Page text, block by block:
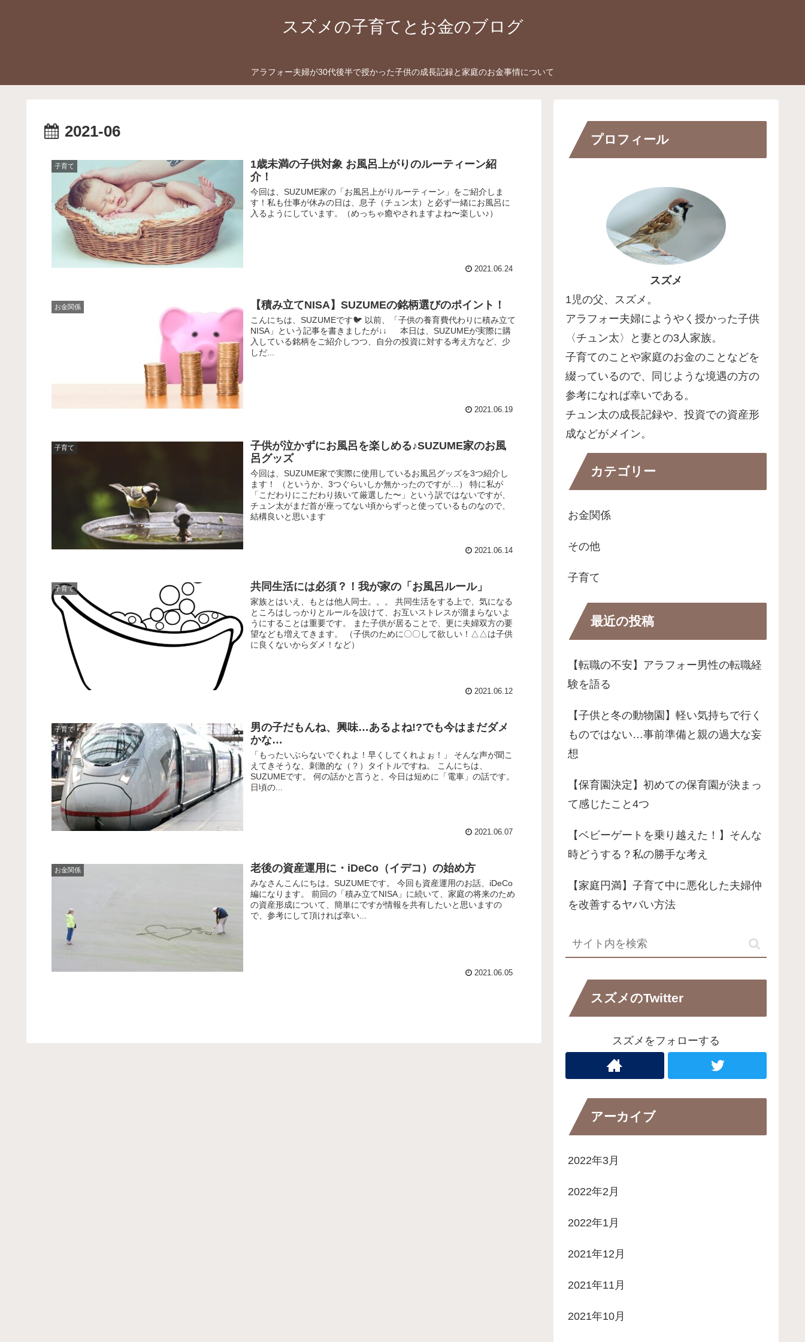
スズメの子育てとお金のブログ
アラフォー夫婦が30代後半で授かった子供の成長記録と家庭のお金事情について
2021-06
子育て
1歳未満の子供対象 お風呂上がりのルーティーン紹
介！
今回は、SUZUME家の「お風呂上がりルーティーン」をご紹介しま
す！私も仕事が休みの日は、息子（チュン太）と必ず一緒にお風呂に
入るようにしています。（めっちゃ癒やされますよね〜楽しい♪）
2021.06.24
お金関係 【積み立てNISA】SUZUMEの銘柄選びのポイント！
こんにちは、SUZUMEです🐦 以前、「子供の養育費代わりに積み立て
NISA」という記事を書きましたが↓↓ 本日は、SUZUMEが実際に購
入している銘柄をご紹介しつつ、自分の投資に対する考え方など、少
しだ...
2021.06.19
子育て
子供が泣かずにお風呂を楽しめる♪SUZUME家のお風
呂グッズ
今回は、SUZUME家で実際に使用しているお風呂グッズを3つ紹介し
ます！ （というか、3つぐらいしか無かったのですが…） 特に私が
「こだわりにこだわり抜いて厳選した〜」という訳ではないですが、
チュン太がまだ首が座ってない頃からずっと使っているものなので、
結構良いと思います
2021.06.14
子育て 共同生活には必須？！我が家の「お風呂ルール」
家族とはいえ、もとは他人同士。。。 共同生活をする上で、気になる
ところはしっかりとルールを設けて、お互いストレスが溜まらないよ
うにすることは重要です。 また子供が居ることで、更に夫婦双方の要
望なども増えてきます。 （子供のために〇〇して欲しい！△△は子供
に良くないからダメ！など）
2021.06.12
子育て
男の子だもんね、興味…あるよね!?でも今はまだダメ
かな…
「もったいぶらないでくれよ！早くしてくれよぉ！」 そんな声が聞こ
えてきそうな、刺激的な（？）タイトルですね。 こんにちは、
SUZUMEです。 何の話かと言うと、今日は短めに「電車」の話です。
日頃の...
2021.06.07
お金関係 老後の資産運用に・iDeCo（イデコ）の始め方
みなさんこんにちは。SUZUMEです。 今回も資産運用のお話、iDeCo
編になります。 前回の「積み立てNISA」に続いて、家庭の将来のため
の資産形成について、簡単にですが情報を共有したいと思いますの
で、参考にして頂ければ幸い...
2021.06.05
プロフィール
スズメ
1児の父、スズメ。
アラフォー夫婦にようやく授かった子供
〈チュン太〉と妻との3人家族。
子育てのことや家庭のお金のことなどを
綴っているので、同じような境遇の方の
参考になれば幸いである。
チュン太の成長記録や、投資での資産形
成などがメイン。
カテゴリー
お金関係
その他
子育て
最近の投稿
【転職の不安】アラフォー男性の転職経
験を語る
【子供と冬の動物園】軽い気持ちで行く
ものではない…事前準備と親の過大な妄
想
【保育園決定】初めての保育園が決まっ
て感じたこと4つ
【ベビーゲートを乗り越えた！】そんな
時どうする？私の勝手な考え
【家庭円満】子育て中に悪化した夫婦仲
を改善するヤバい方法
スズメのTwitter
スズメをフォローする
アーカイブ
2022年3月
2022年2月
2022年1月
2021年12月
2021年11月
2021年10月